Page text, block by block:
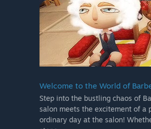
Welcome to the World of
Step into the bustling chaos of
salon meets the excitement of a
ordinary day at the salon!